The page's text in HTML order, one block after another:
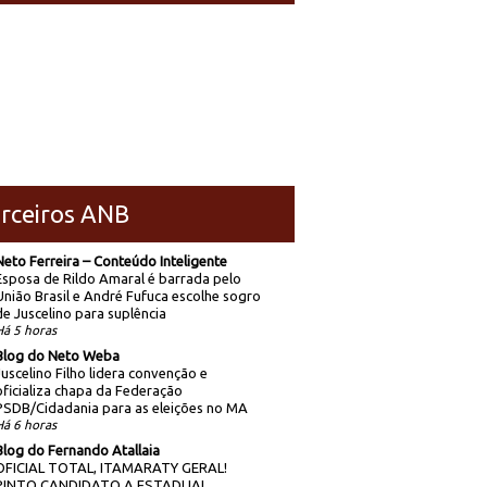
ANB
Ferreira – Conteúdo Inteligente
de Rildo Amaral é barrada pelo
Brasil e André Fufuca escolhe sogro
Juscelino para suplência
5 horas
do Neto Weba
Filho lidera convenção e
chapa da Federação
Cidadania para as eleições no MA
6 horas
do Fernando Atallaia
TOTAL, ITAMARATY GERAL!